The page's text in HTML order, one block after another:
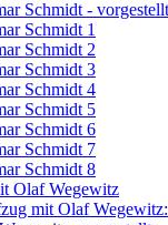
Schmidt - vorgestellt
Schmidt 1
Schmidt 2
Schmidt 3
Schmidt 4
Schmidt 5
Schmidt 6
Schmidt 7
Schmidt 8
Olaf Wegewitz
mit Olaf